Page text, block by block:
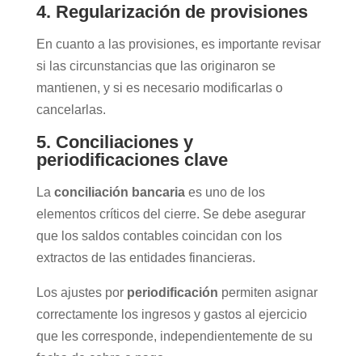
4. Regularización deprovisiones
En cuanto a las provisiones, es importante revisar
si las circunstancias que las originaron se
mantienen, y si es necesario modificarlas o
cancelarlas.
5. Conciliaciones y
periodificaciones clave
La conciliación bancariaes uno de los
elementos críticos del cierre. Se debe asegurar
que los saldos contables coincidan con los
extractos de las entidades financieras.
Los ajustes por periodificación permiten asignar
correctamente los ingresos y gastos al ejercicio
que les corresponde, independientemente de su